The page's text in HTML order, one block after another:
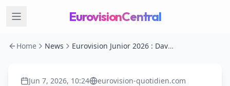
EurovisionCentral
Home News Eurovision Junior 2026 : Davit Lomidze pour la Géorgie
Jun 7, 2026, 10:24 eurovision-quotidien.com